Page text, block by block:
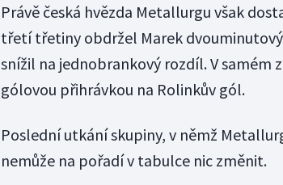
Právě česká hvězda Metallurgu však
třetí třetiny obdržel Marek
snížil na jednobrankový rozdíl. V samém
gólovou přihrávkou na Rolinkův gól.
Poslední utkání skupiny, v němž
nemůže na pořadí v tabulce nic změnit.